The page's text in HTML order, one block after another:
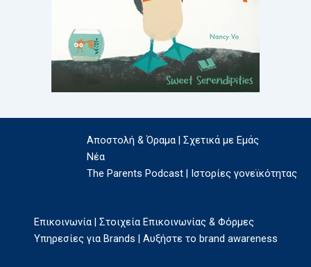
Αποστολή & Όραμα | Σχετικά με Εμάς
Νέα
The Parents Podcast | Ιστορίες γονεϊκότητας
Επικοινωνία | Στοιχεία Επικοινωνίας & Φόρμες
Υπηρεσίες για Brands | Αυξήστε το brand awareness